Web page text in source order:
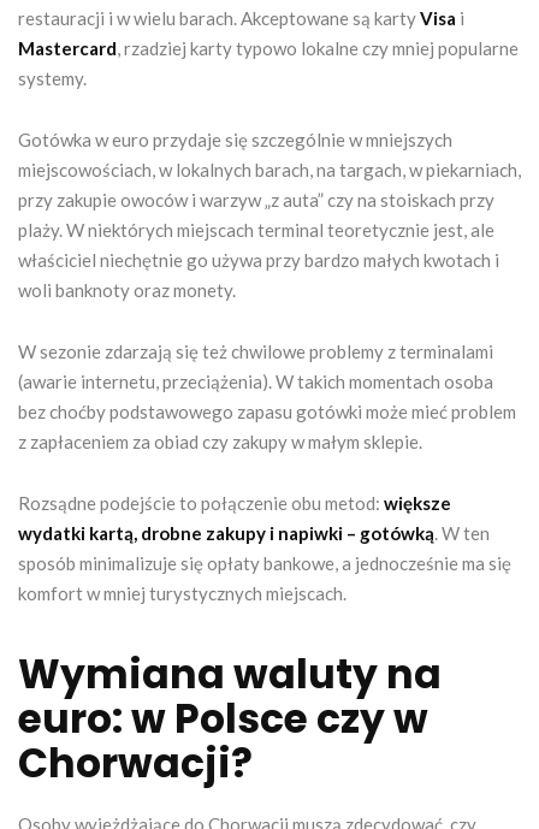
restauracji i w wielu barach. Akceptowane są kartyVisa i
Mastercard, rzadziej karty typowo lokalne czy mniej popularne
systemy.
Gotówka w euro przydaje się szczególnie w mniejszych
miejscowościach, w lokalnych barach, na targach, w piekarniach,
przy zakupie owoców i warzyw „z auta” czy na stoiskach przy
plaży. W niektórych miejscach terminal teoretycznie jest, ale
właściciel niechętnie go używa przy bardzo małych kwotach i
woli banknoty oraz monety.
W sezonie zdarzają się też chwilowe problemy z terminalami
(awarie internetu, przeciążenia). W takich momentach osoba
bez choćby podstawowego zapasu gotówki może mieć problem
z zapłaceniem za obiad czy zakupy w małym sklepie.
Rozsądne podejście to połączenie obu metod: większe
wydatki kartą, drobne zakupy i napiwki – gotówką. W ten
sposób minimalizuje się opłaty bankowe, a jednocześnie ma się
komfort w mniej turystycznych miejscach.
Wymiana waluty na
euro: w Polsce czy w
Chorwacji?
Osoby wyjeżdżające do Chorwacji muszą zdecydować, czy